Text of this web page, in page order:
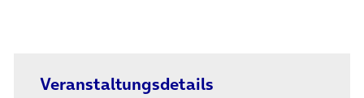
Veranstaltungsdetails